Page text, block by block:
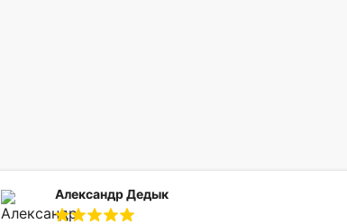
Александр Дедык